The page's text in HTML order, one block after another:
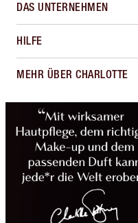
DAS UNTERNEHMEN
HILFE
MEHR ÜBER CHARLOTTE